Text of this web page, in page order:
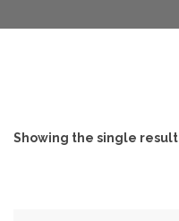
Showing the single result